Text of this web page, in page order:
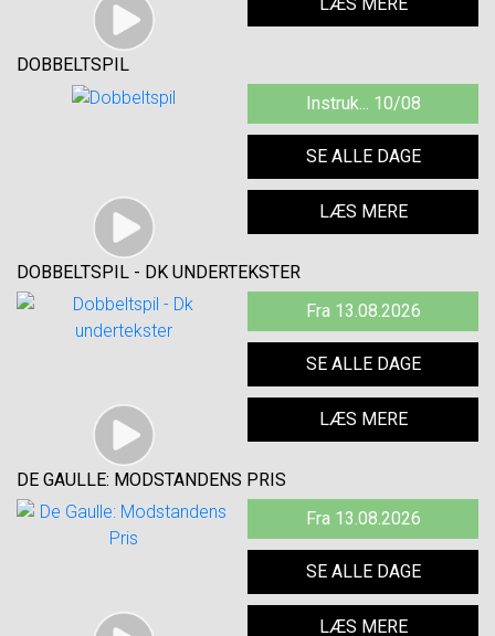
DOBBELTSPIL
Instruk... 10/08
SE ALLE DAGE
LÆS MERE
DOBBELTSPIL - DK UNDERTEKSTER
Fra 13.08.2026
SE ALLE DAGE
LÆS MERE
DE GAULLE: MODSTANDENS PRIS
Fra 13.08.2026
SE ALLE DAGE
LÆS MERE